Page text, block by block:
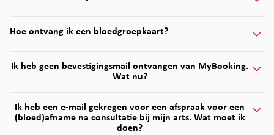
Hoe ontvang ik een bloedgroepkaart?
Ik heb geen bevestigingsmail ontvangen van MyBooking.
Wat nu?
Ik heb een e-mail gekregen voor een afspraak voor een
(bloed)afname na consultatie bij mijn arts. Wat moet ik
doen?